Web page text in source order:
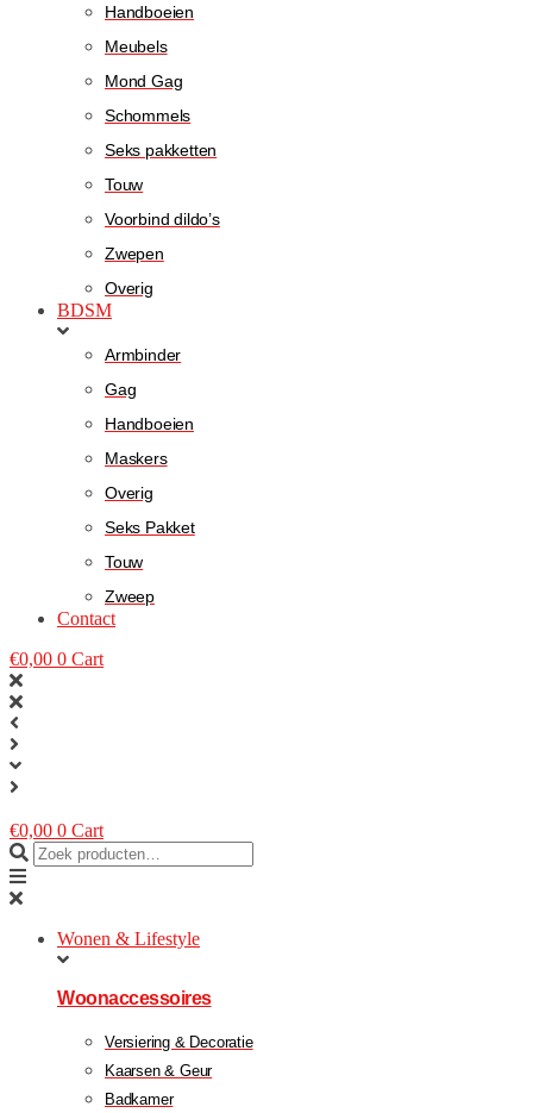
Handboeien
Meubels
Mond Gag
Schommels
Seks pakketten
Touw
Voorbind dildo’s
Zwepen
Overig
BDSM
Armbinder
Gag
Handboeien
Maskers
Overig
Seks Pakket
Touw
Zweep
Contact
€0,00 0 Cart
€0,00 0 Cart
Wonen & Lifestyle
Woonaccessoires
Versiering & Decoratie
Kaarsen & Geur
Badkamer